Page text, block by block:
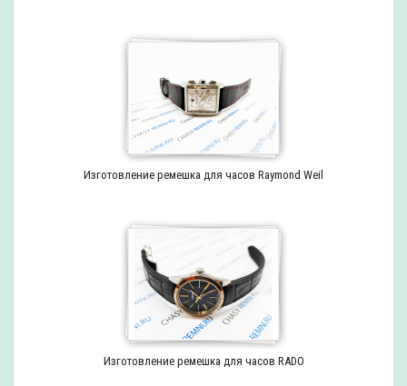
Изготовление ремешка для часов Raymond Weil
Изготовление ремешка для часов RADO